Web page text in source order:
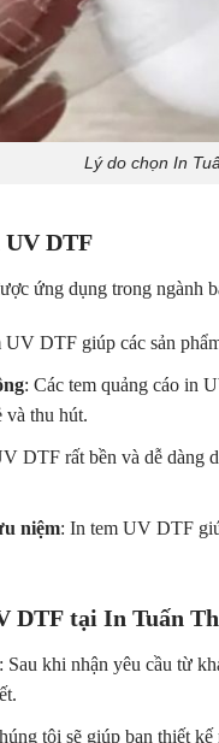
Lý do chọn In
UV DTF
ứng dụng trong ngành
UV DTF giúp các sản
: Các tem quảng cáo in
và thu hút.
DTF rất bền và dễ dàng
niệm: In tem UV DTF
DTF tại In Tuấn
Sau khi nhận yêu cầu từ
tôi sẽ giúp bạn thiết